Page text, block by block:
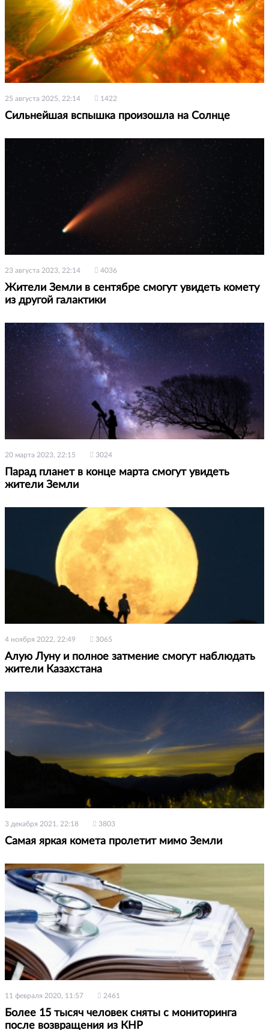
25 августа 2025, 22:14 1422
Сильнейшая вспышка произошла на Солнце
23 августа 2023, 22:14 4036
Жители Земли в сентябре смогут увидеть комету
из другой галактики
20 марта 2023, 22:15 3024
Парад планет в конце марта смогут увидеть
жители Земли
4 ноября 2022, 22:49 3065
Алую Луну и полное затмение смогут наблюдать
жители Казахстана
3 декабря 2021, 22:18 3803
Самая яркая комета пролетит мимо Земли
11 февраля 2020, 11:57 2461
Более 15 тысяч человек сняты с мониторинга
после возвращения из КНР